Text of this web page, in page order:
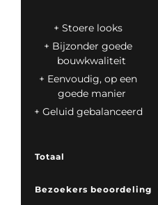
Totaal
Bezoekers beoordeling
Stoere looks
Bijzonder goede
bouwkwaliteit
Eenvoudig, op een
goede manier
Geluid gebalanceerd